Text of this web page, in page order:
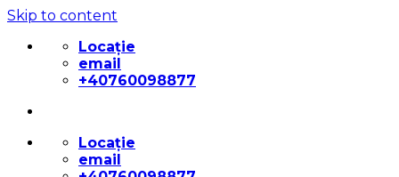
Skip to content
Locație
email
+40760098877
Locație
email